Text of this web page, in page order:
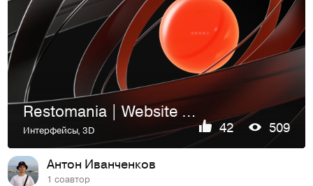
Restomania | Website & Identity
Интерфейсы,3D 42 509
Антон Иванченков
1 соавтор